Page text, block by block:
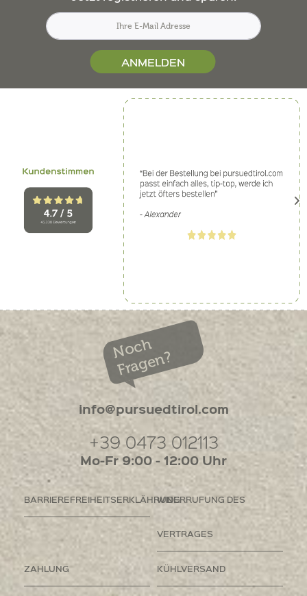
ANMELDEN
Noch
Fragen?
info@pursuedtirol.com
+39 0473 012113
Mo-Fr 9:00 - 12:00 Uhr
BARRIEREFREIHEITSERKLÄHRUNGWIDERRUFUNG DES
VERTRAGES
ZAHLUNG KÜHLVERSAND